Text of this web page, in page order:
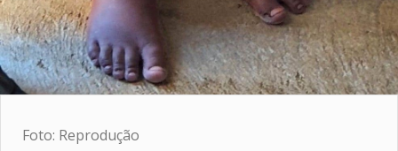
Foto: Reprodução